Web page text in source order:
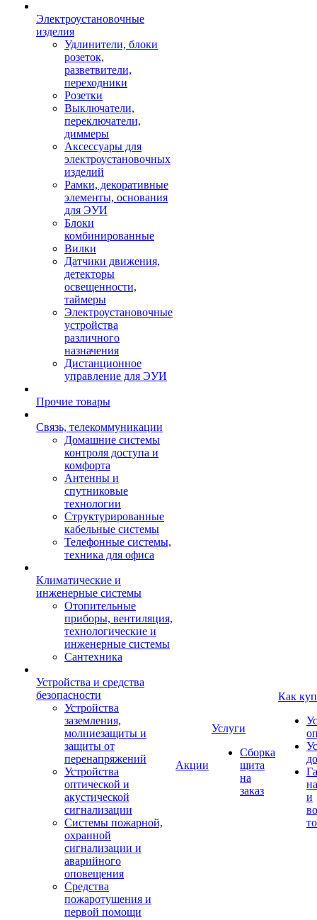
Электроустановочные
изделия
Удлинители, блоки
розеток,
разветвители,
переходники
Розетки
Выключатели,
переключатели,
диммеры
Аксессуары для
электроустановочных
изделий
Рамки, декоративные
элементы, основания
для ЭУИ
Блоки
комбинированные
Вилки
Датчики движения,
детекторы
освещенности,
таймеры
Электроустановочные
устройства
различного
назначения
Дистанционное
управление для ЭУИ
Прочие товары
Связь, телекоммуникации
Домашние системы
контроля доступа и
комфорта
Антенны и
спутниковые
технологии
Структурированные
кабельные системы
Телефонные системы,
техника для офиса
Климатические и
инженерные системы
Отопительные
приборы, вентиляция,
технологические и
инженерные системы
Сантехника
Устройства и средства
безопасности
Устройства
заземления,
молниезащиты и
защиты от
перенапряжений
Устройства
оптической и
акустической
сигнализации
Системы пожарной,
охранной
сигнализации и
аварийного
оповещения
Средства
пожаротушения и
первой помощи
Акции
Услуги
Сборка
щита
на
заказ
Как
и